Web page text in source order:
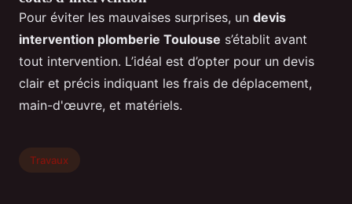
Pour éviter les mauvaises surprises, un devis
intervention plomberie Toulouse s’établit avant
tout intervention. L’idéal est d’opter pour un devis
clair et précis indiquant les frais de déplacement,
main-d'œuvre, et matériels.
Travaux